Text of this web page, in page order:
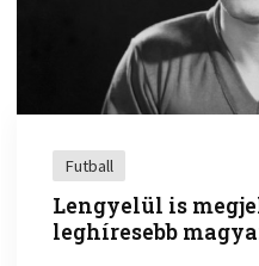
Futball
Lengyelül is
leghíresebb